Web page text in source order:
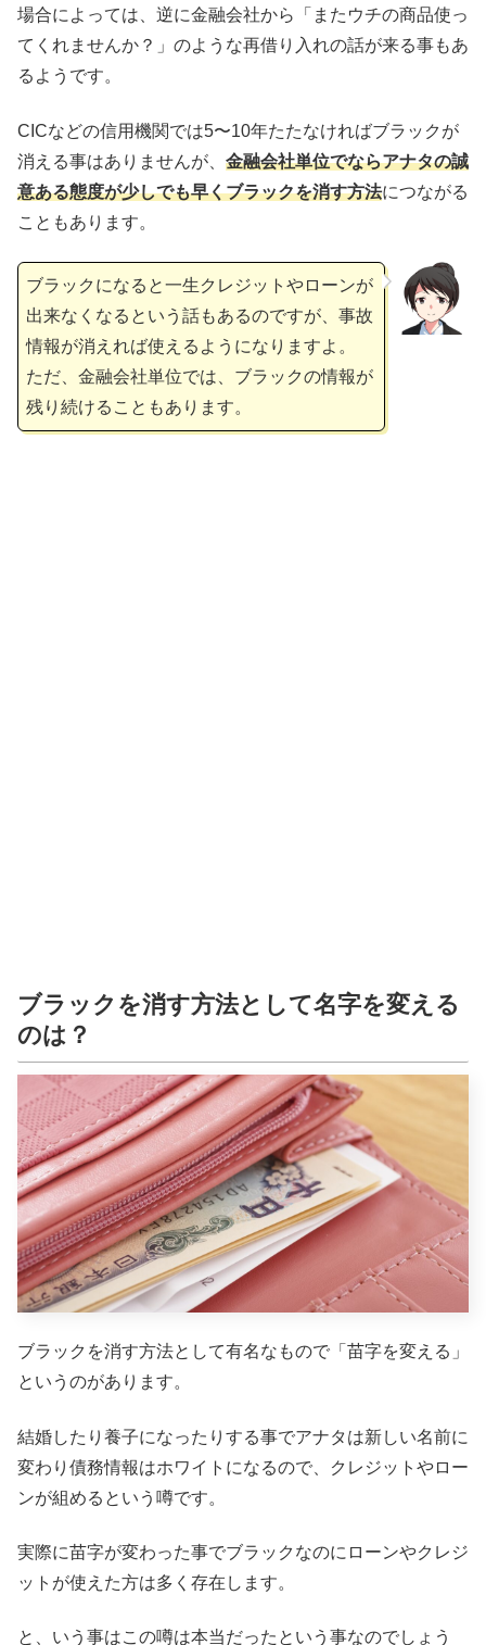
場合によっては、逆に金融会社から「またウチの商品使っ
てくれませんか？」のような再借り入れの話が来る事もあ
るようです。
CICなどの信用機関では5〜10年たたなければブラックが
消える事はありませんが、 金融会社単位でならアナタの誠
意ある態度が少しでも早くブラックを消す方法につながる
こともあります。
ブラックになると一生クレジットやローンが
出来なくなるという話もあるのですが、事故
情報が消えれば使えるようになりますよ。
ただ、金融会社単位では、ブラックの情報が
残り続けることもあります。
ブラックを消す方法として名字を変える
のは？
ブラックを消す方法として有名なもので「苗字を変える」
というのがあります。
結婚したり養子になったりする事でアナタは新しい名前に
変わり債務情報はホワイトになるので、クレジットやロー
ンが組めるという噂です。
実際に苗字が変わった事でブラックなのにローンやクレジ
ットが使えた方は多く存在します。
と、いう事はこの噂は本当だったという事なのでしょう